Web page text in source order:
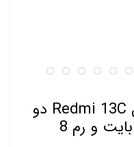
گوشی موبایل شیائومی مدل Redmi 13C دو
سیم کارت ظرفیت 256 گیگابایت و رم 8